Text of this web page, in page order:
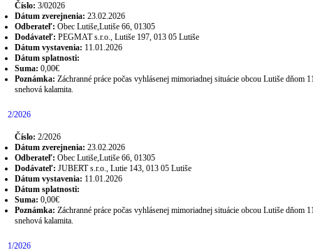
Číslo: 3/02026
Dátum zverejnenia: 23.02.2026
Odberateľ: Obec Lutiše,Lutiše 66, 01305
Dodávateľ: PEGMAT s.r.o., Lutiše 197, 013 05 Lutiše
Dátum vystavenia: 11.01.2026
Dátum splatnosti:
Suma: 0,00€
Poznámka: Záchranné práce počas vyhlásenej mimoriadnej situácie obcou Lutiše dňom
snehová kalamita.
2/2026
Číslo: 2/2026
Dátum zverejnenia: 23.02.2026
Odberateľ: Obec Lutiše,Lutiše 66, 01305
Dodávateľ: JUBERT s.r.o., Lutie 143, 013 05 Lutiše
Dátum vystavenia: 11.01.2026
Dátum splatnosti:
Suma: 0,00€
Poznámka: Záchranné práce počas vyhlásenej mimoriadnej situácie obcou Lutiše dňom
snehová kalamita.
1/2026